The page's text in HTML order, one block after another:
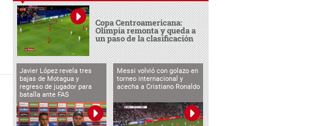
Copa Centroamericana:
Olimpia remonta y queda a
un paso de la clasificación
Javier López revela tres
bajas de Motagua y
regreso de jugador para
batalla ante FAS
Messi volvió con golazo en
torneo internacional y
acecha a Cristiano Ronaldo